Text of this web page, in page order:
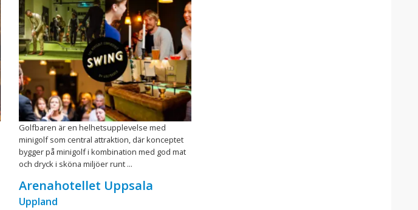
Golfbaren är en helhetsupplevelse med
minigolf som central attraktion, där konceptet
bygger på minigolf i kombination med god mat
och dryck i sköna miljöer runt ...
Arenahotellet Uppsala
Uppland